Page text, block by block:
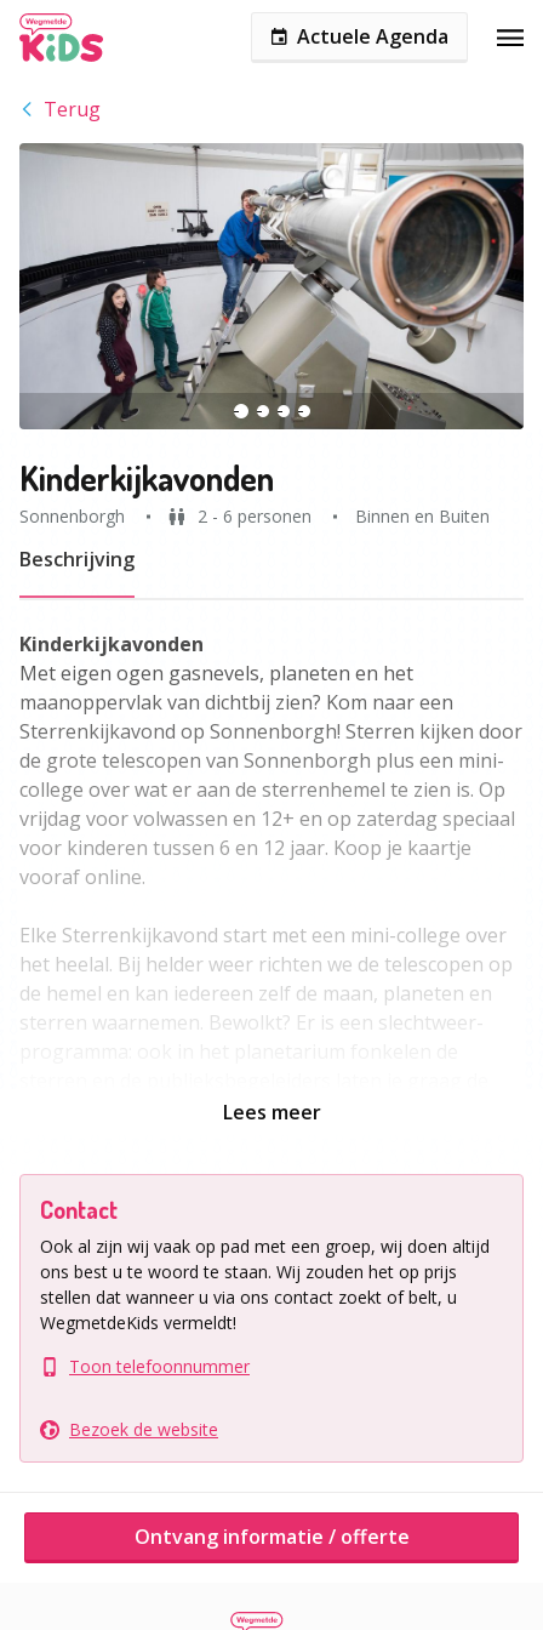
Actuele Agenda
Terug
Kinderkijkavonden
Sonnenborgh 2 - 6 personen Binnen en Buiten
Beschrijving
Kinderkijkavonden
Met eigen ogen gasnevels, planeten en het
maanoppervlak van dichtbij zien? Kom naar een
Sterrenkijkavond op Sonnenborgh! Sterren kijken door
de grote telescopen van Sonnenborgh plus een mini-
college over wat er aan de sterrenhemel te zien is. Op
vrijdag voor volwassen en 12+ en op zaterdag speciaal
voor kinderen tussen 6 en 12 jaar. Koop je kaartje
vooraf online.
Elke Sterrenkijkavond start met een mini-college over
het heelal. Bij helder weer richten we de telescopen op
de hemel en kan iedereen zelf de maan, planeten en
sterren waarnemen. Bewolkt? Er is een slechtweer-
historische sterrenwacht zien in een rondleiding. Op de
over de maan, planeten en sterren in de proefjes. Hoe
ontstaan kraters op de maan, hoeveel weeg jij op Mars
en kun jij de naam van een ster vinden met een
sterrenkaart?
Data en tijd
Elke zaterdagavond
19.30-21.00 uur
Meer informatie en tickets via dewebsite van
Ligging uitje
Zonnenburg 2, Utrecht
Lees meer
Contact
Ook al zijn wij vaak op pad met een groep, wij doen altijd
ons best u te woord te staan. Wij zouden het op prijs
stellen dat wanneer u via ons contact zoekt of belt, u
WegmetdeKids vermeldt!
Toon telefoonnummer
Bezoek de website
Ontvang informatie / offerte